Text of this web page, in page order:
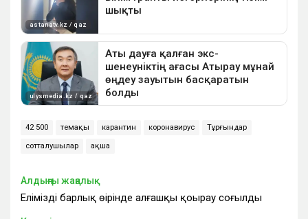
42 500 өтемақы карантин коронавирус Тұрғындар
сотталушылар ақша
Алдыңғы жаңалық
Еліміздің барлық өңірінде алғашқы қоңырау соғылды